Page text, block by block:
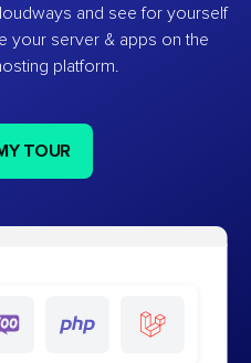
and see for yourself
your server & apps on the
platform.
TOUR